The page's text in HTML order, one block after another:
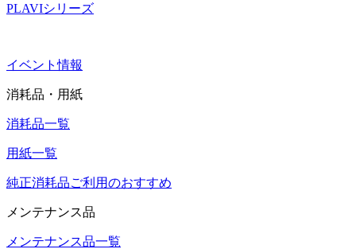
PLAVIシリーズ
イベント情報
消耗品・用紙
消耗品一覧
用紙一覧
純正消耗品ご利用のおすすめ
メンテナンス品
メンテナンス品一覧